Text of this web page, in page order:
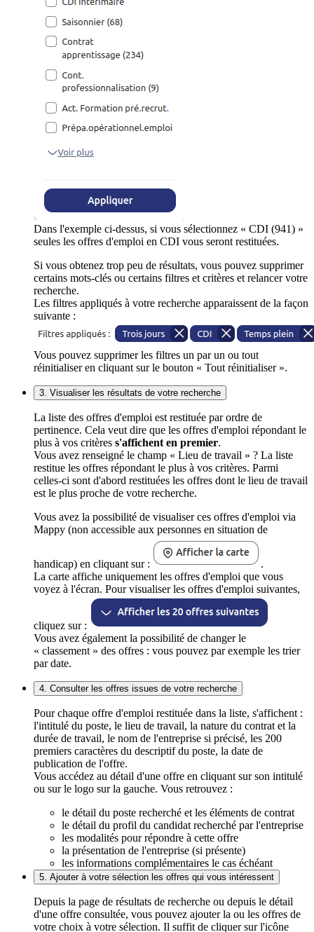
Dans l'exemple ci-dessus, si vous sélectionnez « CDI (941) »
seules les offres d'emploi en CDI vous seront restituées.
Si vous obtenez trop peu de résultats, vous pouvez supprimer
certains mots-clés ou certains filtres et critères et relancer votre
recherche.
Les filtres appliqués à votre recherche apparaissent de la façon
suivante :
Vous pouvez supprimer les filtres un par un ou tout
réinitialiser en cliquant sur le bouton « Tout réinitialiser ».
3. Visualiser les résultats de votre recherche
La liste des offres d'emploi est restituée par ordre de
pertinence. Cela veut dire que les offres d'emploi répondant le
plus à vos critères s'affichent en premier.
Vous avez renseigné le champ « Lieu de travail » ? La liste
restitue les offres répondant le plus à vos critères. Parmi
celles-ci sont d'abord restituées les offres dont le lieu de travail
est le plus proche de votre recherche.
Vous avez la possibilité de visualiser ces offres d'emploi via
Mappy (non accessible aux personnes en situation de
handicap) en cliquant sur :
.
La carte affiche uniquement les offres d'emploi que vous
voyez à l'écran. Pour visualiser les offres d'emploi suivantes,
cliquez sur :
Vous avez également la possibilité de changer le
« classement » des offres : vous pouvez par exemple les trier
par date.
4. Consulter les offres issues de votre recherche
Pour chaque offre d'emploi restituée dans la liste, s'affichent :
l'intitulé du poste, le lieu de travail, la nature du contrat et la
durée de travail, le nom de l'entreprise si précisé, les 200
premiers caractères du descriptif du poste, la date de
publication de l'offre.
Vous accédez au détail d'une offre en cliquant sur son intitulé
ou sur le logo sur la gauche. Vous retrouvez :
le détail du poste recherché et les éléments de contrat
le détail du profil du candidat recherché par l'entreprise
les modalités pour répondre à cette offre
la présentation de l'entreprise (si présente)
les informations complémentaires le cas échéant
5. Ajouter à votre sélection les offres qui vous intéressent
Depuis la page de résultats de recherche ou depuis le détail
d'une offre consultée, vous pouvez ajouter la ou les offres de
votre choix à votre sélection. Il suffit de cliquer sur l'icône